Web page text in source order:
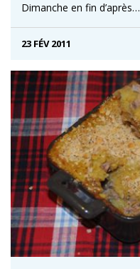
Dimanche en fin d’après…
23 FÉV 2011